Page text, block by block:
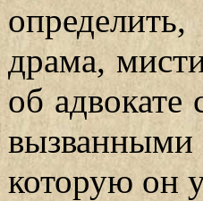
драма,
об
которую он